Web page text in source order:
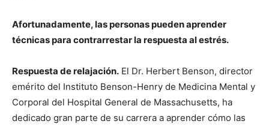
Afortunadamente, las personas pueden aprender
técnicas para contrarrestar la respuesta al estrés.
Respuesta de relajación. El Dr. Herbert Benson, director
emérito del Instituto Benson-Henry de Medicina Mental y
Corporal del Hospital General de Massachusetts, ha
dedicado gran parte de su carrera a aprender cómo las